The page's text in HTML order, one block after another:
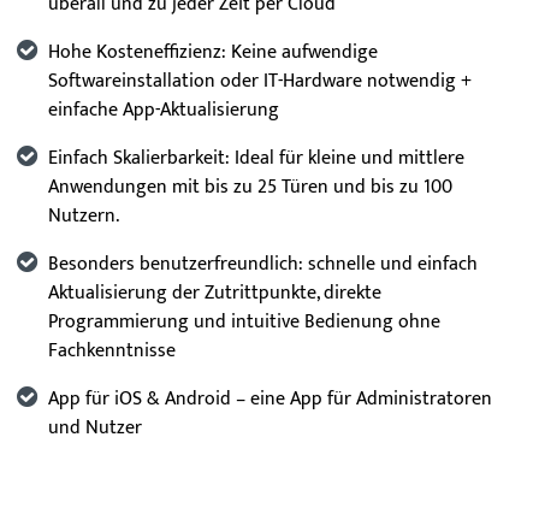
Hohe Kosteneffizienz: Keine aufwendige
Softwareinstallation oder IT-Hardware notwendig +
einfache App-Aktualisierung
Einfach Skalierbarkeit: Ideal für kleine und mittlere
Anwendungen mit bis zu 25 Türen und bis zu 100
Nutzern.
Besonders benutzerfreundlich: schnelle und einfach
Aktualisierung der Zutrittpunkte, direkte
Programmierung und intuitive Bedienung ohne
Fachkenntnisse
App für iOS & Android – eine App für Administratoren
und Nutzer